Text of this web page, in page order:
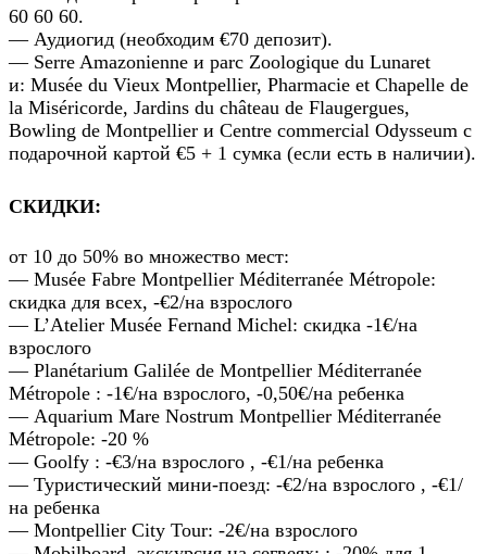
60 60 60.
— Аудиогид (необходим €70 депозит).
— Serre Amazonienne и parc Zoologique du Lunaret
и: Musée du Vieux Montpellier, Pharmacie et Chapelle de
la Miséricorde, Jardins du château de Flaugergues,
Bowling de Montpellier и Centre commercial Odysseum с
подарочной картой €5 + 1 сумка (если есть в наличии).
СКИДКИ:
от 10 до 50% во множество мест:
— Musée Fabre Montpellier Méditerranée Métropole:
скидка для всех, -€2/на взрослого
— L’Atelier Musée Fernand Michel: скидка -1€/на
взрослого
— Planétarium Galilée de Montpellier Méditerranée
Métropole : -1€/на взрослого, -0,50€/на ребенка
— Aquarium Mare Nostrum Montpellier Méditerranée
Métropole: -20 %
— Goolfy : -€3/на взрослого , -€1/на ребенка
— Туристический мини-поезд: -€2/на взрослого , -€1/
на ребенка
— Montpellier City Tour: -2€/на взрослого